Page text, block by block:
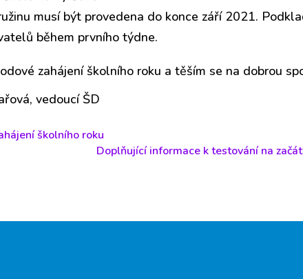
musí být provedena do konce září 2021.
během prvního týdne.
zahájení školního roku a těším se na dobrou
vedoucí ŠD
školního roku
Doplňující informace k testování na